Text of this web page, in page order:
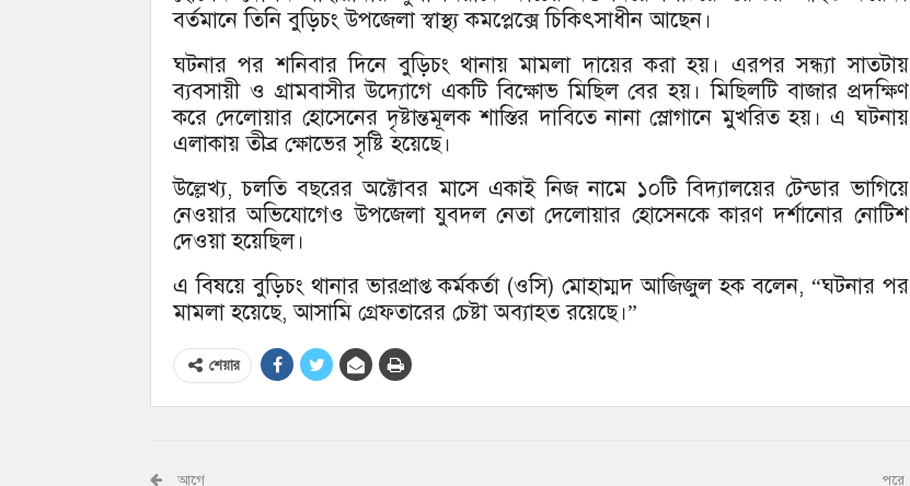
বর্তমানে তিনি বুড়িচং উপজেলা স্বাস্থ্য কমপ্লেক্সে চিকিৎসাধীন আছেন।
ঘটনার পর শনিবার দিনে বুড়িচং থানায় মামলা দায়ের করা হয়। এরপর সন্ধ্যা সাতটায়
ব্যবসায়ী ও গ্রামবাসীর উদ্যোগে একটি বিক্ষোভ মিছিল বের হয়। মিছিলটি বাজার প্রদক্ষিণ
করে দেলোয়ার হোসেনের দৃষ্টান্তমূলক শাস্তির দাবিতে নানা স্লোগানে মুখরিত হয়। এ ঘটনায়
এলাকায় তীব্র ক্ষোভের সৃষ্টি হয়েছে।
উল্লেখ্য, চলতি বছরের অক্টোবর মাসে একাই নিজ নামে ১০টি বিদ্যালয়ের টেন্ডার ভাগিয়ে
নেওয়ার অভিযোগেও উপজেলা যুবদল নেতা দেলোয়ার হোসেনকে কারণ দর্শানোর নোটিশ
দেওয়া হয়েছিল।
এ বিষয়ে বুড়িচং থানার ভারপ্রাপ্ত কর্মকর্তা (ওসি) মোহাম্মদ আজিজুল হক বলেন, “ঘটনার পর
মামলা হয়েছে, আসামি গ্রেফতারের চেষ্টা অব্যাহত রয়েছে।”
শেয়ার
আগে পরে